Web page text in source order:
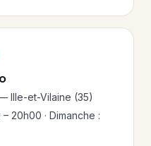
Ille-et-Vilaine (35)
20h00 · Dimanche :